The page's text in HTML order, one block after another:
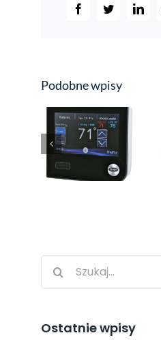
FacebookTwitter
Podobne wpisy
Szukaj
Ostatnie wpisy